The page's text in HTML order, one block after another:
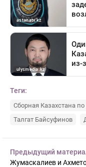
Теги:
Сборная Казахстана по
Талгат Байсуфинов
Предыдущий
Жумаскалиев и